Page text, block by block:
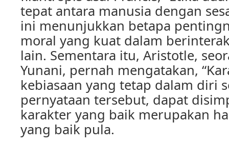
tepat antara manusia dengan
ini menunjukkan betapa
moral yang kuat dalam
lain. Sementara itu, Aristotle,
Yunani, pernah mengatakan,
kebiasaan yang tetap dalam diri
pernyataan tersebut, dapat
karakter yang baik merupakan
yang baik pula.